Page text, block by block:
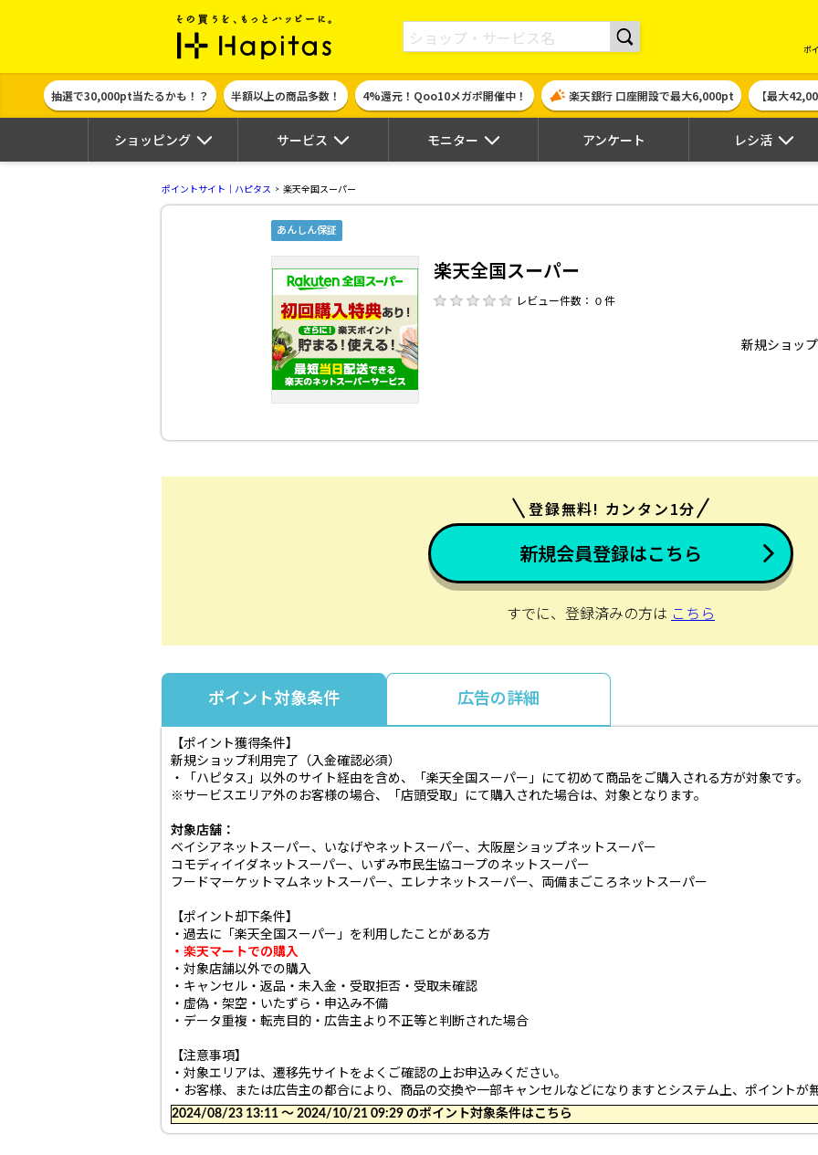
ポイント貯めて現金やギフト券に交換できるポイントサイト | ハピタス
ポ
抽選で30,000pt当たるかも！？ 半額以上の商品多数！ 4%還元！Qoo10メガポ開催中！ 楽天銀行 口座開設で最大6,000pt 【最大
ショッピング サービス モニター アンケート レシ活
ポイントサイト｜ハピタス 楽天全国スーパー
あんしん保証
楽天全国スーパー
レビュー件数： 0 件
新規ショッ
登録無料! カンタン1分
新規会員登録はこちら
すでに、登録済みの方は こちら
ポイント対象条件 広告の詳細
【ポイント獲得条件】
新規ショップ利用完了（入金確認必須）
・「ハピタス」以外のサイト経由を含め、「楽天全国スーパー」にて初めて商品をご購入される方が対象です。
※サービスエリア外のお客様の場合、「店頭受取」にて購入された場合は、対象となります。
対象店舗：
ベイシアネットスーパー、いなげやネットスーパー、大阪屋ショップネットスーパー
コモディイイダネットスーパー、いずみ市民生協コープのネットスーパー
フードマーケットマムネットスーパー、エレナネットスーパー、両備まごころネットスーパー
【ポイント却下条件】
・過去に「楽天全国スーパー」を利用したことがある方
・楽天マートでの購入
・対象店舗以外での購入
・キャンセル・返品・未入金・受取拒否・受取未確認
・虚偽・架空・いたずら・申込み不備
・データ重複・転売目的・広告主より不正等と判断された場合
【注意事項】
・対象エリアは、遷移先サイトをよくご確認の上お申込みください。
・お客様、または広告主の都合により、商品の交換や一部キャンセルなどになりますとシステム上、ポイントが
2024/08/23 13:11 〜 2024/10/21 09:29 のポイント対象条件はこちら